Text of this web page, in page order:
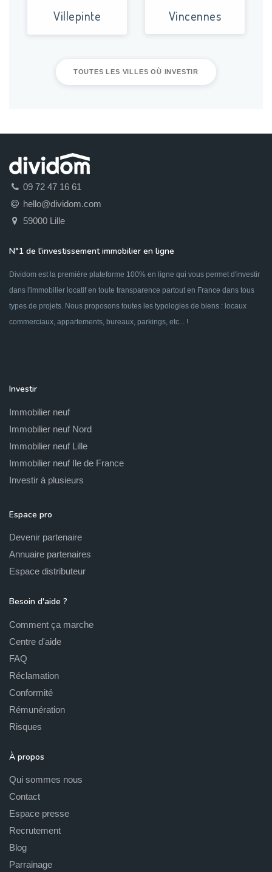
Villepinte Vincennes
TOUTES LES VILLES OÙ INVESTIR
09 72 47 16 61
hello@dividom.com
59000 Lille
N°1 de l'investissement immobilier en ligne
Dividom est la première plateforme 100% en ligne qui vous permet d'investir
dans l'immobilier locatif en toute transparence partout en France dans tous
types de projets. Nous proposons toutes les typologies de biens : locaux
commerciaux, appartements, bureaux, parkings, etc... !
Investir
Immobilier neuf
Immobilier neuf Nord
Immobilier neuf Lille
Immobilier neuf Ile de France
Investir à plusieurs
Espace pro
Devenir partenaire
Annuaire partenaires
Espace distributeur
Besoin d'aide ?
Comment ça marche
Centre d'aide
FAQ
Réclamation
Conformité
Rémunération
Risques
À propos
Qui sommes nous
Contact
Espace presse
Recrutement
Blog
Parrainage